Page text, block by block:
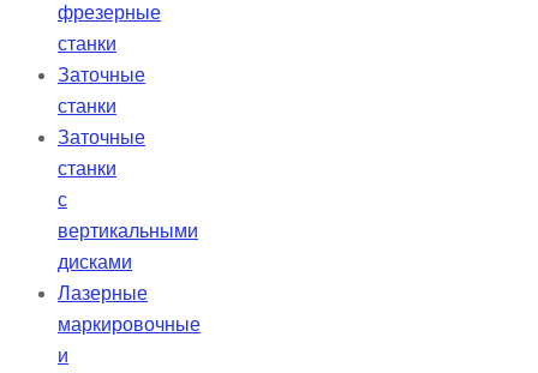
фрезерные
станки
Заточные
станки
Заточные
станки
с
вертикальными
дисками
Лазерные
маркировочные
и